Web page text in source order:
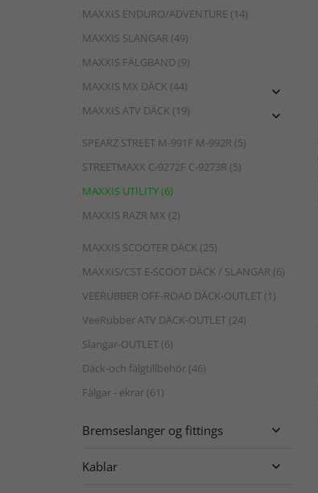
MAXXIS ENDURO/ADVENTURE (14)
MAXXIS SLANGAR (49)
MAXXIS FÄLGBAND (9)
MAXXIS MX DÄCK (44)

MAXXIS ATV DÄCK (19) 
SPEARZ STREET M-991F M-992R (5)
STREETMAXX C-9272F C-9273R (5)
MAXXIS UTILITY (6)
MAXXIS RAZR MX (2)
MAXXIS SCOOTER DÄCK (25)
MAXXIS/CST E-SCOOT DÄCK / SLANGAR (6)
VEERUBBER OFF-ROAD DÄCK-OUTLET (1)
VeeRubber ATV DÄCK-OUTLET (24)
Slangar-OUTLET (6)
Däck-och fälgtillbehör (46)
Fälgar - ekrar (61)
Bremseslanger og fittings 
Kablar 